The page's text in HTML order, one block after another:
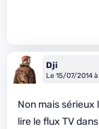
Dji
Le 15/07/2014
Non mais sérieux
lire le flux TV